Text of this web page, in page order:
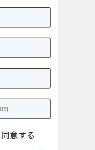
意する